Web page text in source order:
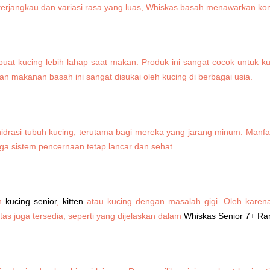
dan variasi rasa yang luas, Whiskas basah menawarkan
kucing lebih lahap saat makan. Produk ini sangat cocok untuk
makanan basah ini sangat disukai oleh kucing di berbagai usia.
tubuh kucing, terutama bagi mereka yang jarang minum.
sistem pencernaan tetap lancar dan sehat.
kucing senior, kitten atau kucing dengan masalah gigi. Oleh
juga tersedia, seperti yang dijelaskan dalam Whiskas Senior 7+